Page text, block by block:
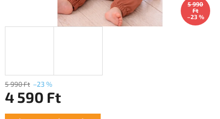
5 990
Ft
–23 %
5 990 Ft –23 %
4 590 Ft
Egységár: